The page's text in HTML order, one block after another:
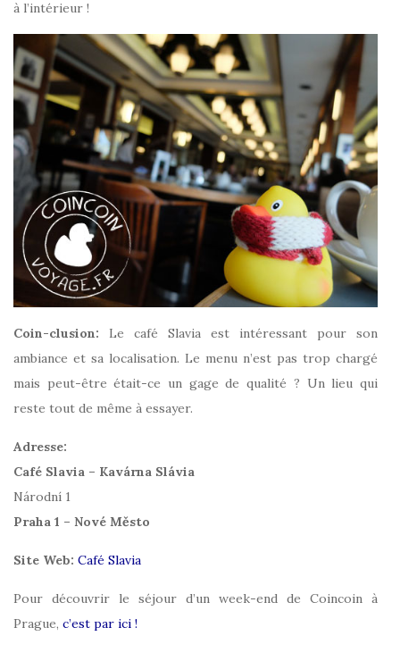
à l’intérieur !
Coin-clusion: Le café Slavia est intéressant pour son
ambiance et sa localisation. Le menu n’est pas trop chargé
mais peut-être était-ce un gage de qualité ? Un lieu qui
reste tout de même à essayer.
Adresse:
Café Slavia – Kavárna Slávia
Národní 1
Praha 1 – Nové Město
Site Web: Café Slavia
Pour découvrir le séjour d’un week-end de Coincoin à
Prague, c’est par ici !